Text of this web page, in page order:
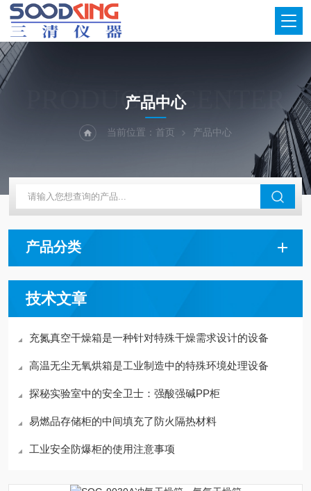
PRODUCTS CENTER
产品中心
当前位置： 首页 产品中心
产品分类
技术文章
充氮真空干燥箱是一种针对特殊干燥需求设计的设备
高温无尘无氧烘箱是工业制造中的特殊环境处理设备
探秘实验室中的安全卫士：强酸强碱PP柜
易燃品存储柜的中间填充了防火隔热材料
工业安全防爆柜的使用注意事项